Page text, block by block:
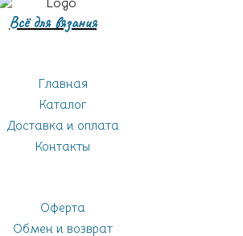
Всё для вязания
Главная
Каталог
Доставка и оплата
Контакты
Оферта
Обмен и возврат